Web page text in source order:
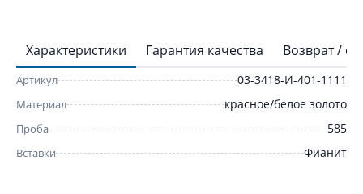
Характеристики Гарантия качества Возврат /
Артикул 03-3418-И-401-1111
Материал красное/белое золото
Проба 585
Вставки Фианит